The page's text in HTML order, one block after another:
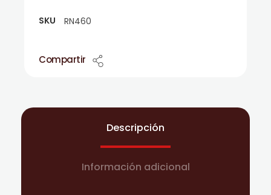
Compartir
SKU RN460
Descripción
Información adicional